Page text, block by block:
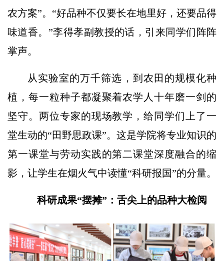
农方案”。“好品种不仅要长在地里好，还要品得
味道香。”李得孝副教授的话，引来同学们阵阵
掌声。
从实验室的万千筛选，到农田的规模化种
植，每一粒种子都凝聚着农学人十年磨一剑的
坚守。两位专家的现场教学，给同学们上了一
堂生动的“田野思政课”。这是学院将专业知识的
第一课堂与劳动实践的第二课堂深度融合的缩
影，让学生在烟火气中读懂“科研报国”的分量。
科研成果“摆摊”：舌尖上的品种大检阅